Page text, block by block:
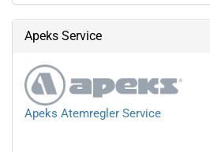
Apeks Service
Apeks Atemregler Service